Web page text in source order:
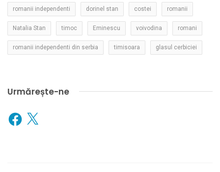
romanii independenti dorinel stan costei romanii
Natalia Stan timoc Eminescu voivodina romani
romanii independenti din serbia timisoara glasul cerbiciei
Urmărește-ne
Facebook
X